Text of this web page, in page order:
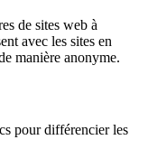
de sites web à
avec les sites en
manière anonyme.
pour différencier les